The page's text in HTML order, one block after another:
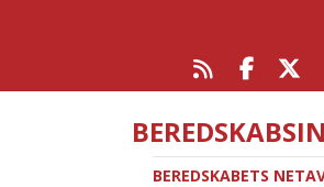
BEREDSKABETS